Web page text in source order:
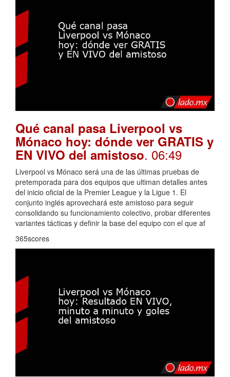
Qué canal pasa Liverpool vs
Mónaco hoy: dónde ver GRATIS y
EN VIVO del amistoso. 06:49
Liverpool vs Mónaco será una de las últimas pruebas de
pretemporada para dos equipos que ultiman detalles antes
del inicio oficial de la Premier League y la Ligue 1. El
conjunto inglés aprovechará este amistoso para seguir
consolidando su funcionamiento colectivo, probar diferentes
variantes tácticas y definir la base del equipo con el que af
365scores